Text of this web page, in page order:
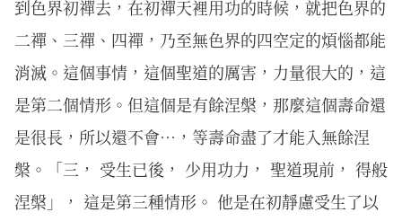
到色界初禪去，在初禪天裡用功的時候，就把色界的
二禪、三禪、四禪，乃至無色界的四空定的煩惱都能
消滅。這個事情，這個聖道的厲害，力量很大的，這
是第二個情形。但這個是有餘涅槃，那麼這個壽命還
是很長，所以還不會…，等壽命盡了才能入無餘涅
槃。「三， 受生已後， 少用功力， 聖道現前， 得般
涅槃」， 這是第三種情形。 他是在初靜慮受生了以